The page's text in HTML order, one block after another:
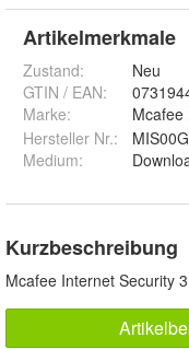
Artikelmerkmale
Zustand:
Neu
GTIN / EAN:
Marke:
Mcafee
Hersteller Nr.:
Medium:
Kurzbeschreibung
Mcafee Internet Security